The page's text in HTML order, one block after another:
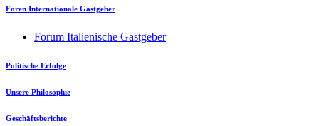
Foren Internationale Gastgeber
Forum Italienische Gastgeber
Politische Erfolge
Unsere Philosophie
Geschäftsberichte